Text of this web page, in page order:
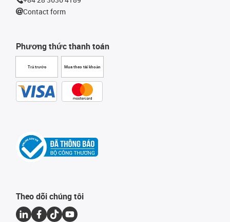
Phương thức thanh toán
Trả trước Mua theo tài khoản
Contact form
Theo dõi chúng tôi